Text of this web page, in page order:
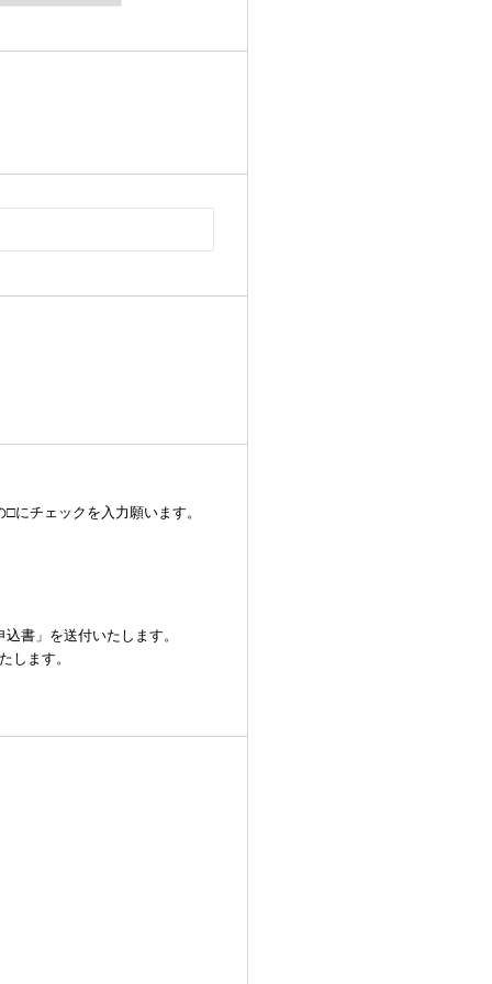
にチェックを入力願います。
書」を送付いたします。
します。